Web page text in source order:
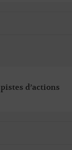
d’actions